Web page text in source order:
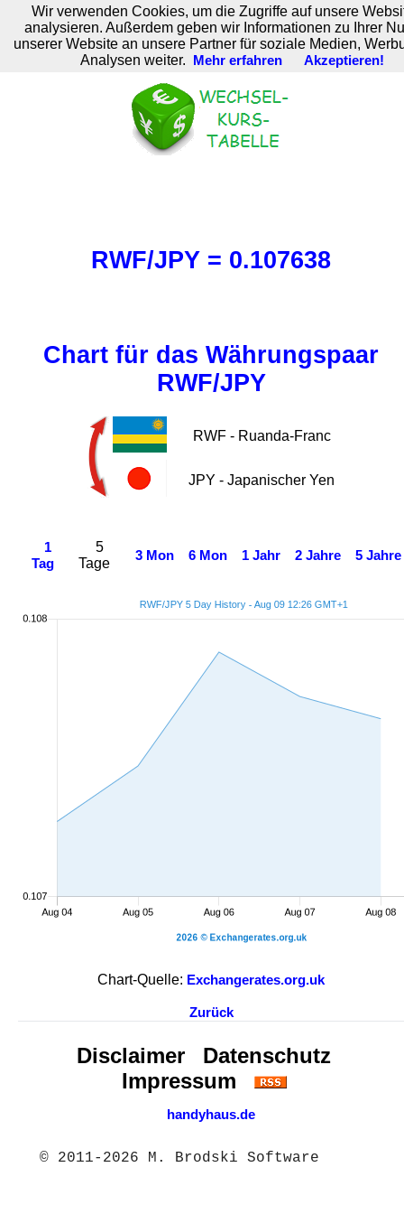
M. Brodski Software
RWF/JPY = 0.107638
Chart für das Währungspaar
RWF/JPY
RWF - Ruanda-Franc
JPY - Japanischer Yen
1
Tag
5
Tage
3 Mon 6 Mon 1 Jahr 2 Jahre 5 Jahre
Chart-Quelle: Exchangerates.org.uk
Zurück
Disclaimer
Datenschutz
Impressum
handyhaus.de
© 2011-2026 M. Brodski Software
Wir verwenden Cookies, um die Zugriffe auf unsere
analysieren. Außerdem geben wir Informationen zu Ihrer
unserer Website an unsere Partner für soziale Medien,
Analysen weiter.
Mehr erfahren Akzeptieren!